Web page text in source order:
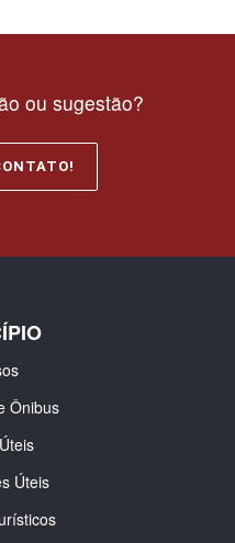
ou sugestão?
Ônibus
Úteis